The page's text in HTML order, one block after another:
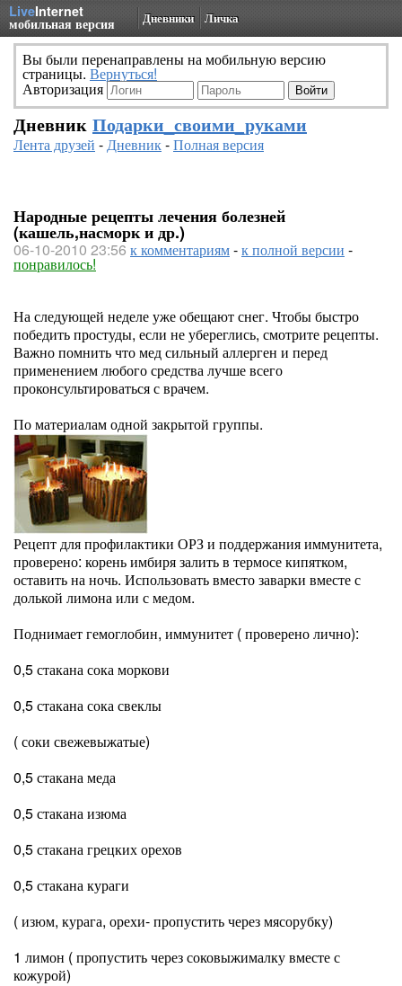
LiveInternet
мобильная версия Дневники Личка
Вы были перенаправлены на мобильную версию
страницы. Вернуться!
Авторизация
Дневник Подарки_своими_руками
Лента друзей -Дневник-Полная версия
Народные рецепты лечения болезней
(кашель,насморк и др.)
06-10-2010 23:56 к комментариям-к полной версии -
понравилось!
На следующей неделе уже обещают снег. Чтобы быстро
победить простуды, если не убереглись, смотрите рецепты.
Важно помнить что мед сильный аллерген и перед
применением любого средства лучше всего
проконсультироваться с врачем.
По материалам одной закрытой группы.
Рецепт для профилактики ОРЗ и поддержания иммунитета,
проверено: корень имбиря залить в термосе кипятком,
оставить на ночь. Использовать вместо заварки вместе с
долькой лимона или с медом.
Поднимает гемоглобин, иммунитет ( проверено лично):
0,5 стакана сока моркови
0,5 стакана сока свеклы
( соки свежевыжатые)
0,5 стакана меда
0,5 стакана изюма
0,5 стакана грецких орехов
0,5 стакана кураги
( изюм, курага, орехи- пропустить через мясорубку)
1 лимон ( пропустить через соковыжималку вместе с
кожурой)